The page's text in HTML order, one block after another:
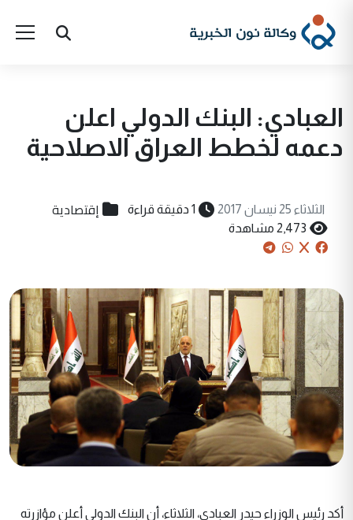
العبادي: البنك الدولي اعلن
دعمه لخطط العراق الاصلاحية
الثلاثاء 25 نيسان 2017 1 دقيقة قراءة إقتصادية
2,473 مشاهدة
أكد رئيس الوزراء حيدر العبادي، الثلاثاء، أن البنك الدولي أعلن مؤازرته